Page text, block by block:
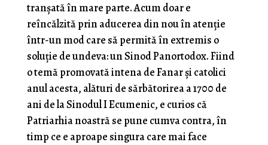
tranșată în mare parte. Acum doar e
reîncălzită prin aducerea din nou în atenție
într-un mod care să permită în extremis o
soluție de undeva: un Sinod Panortodox. Fiind
o temă promovată intena de Fanar și catolici
anul acesta, alături de sărbătorirea a 1700 de
ani de la Sinodul I Ecumenic, e curios că
Patriarhia noastră se pune cumva contra, în
timp ce e aproape singura care mai face